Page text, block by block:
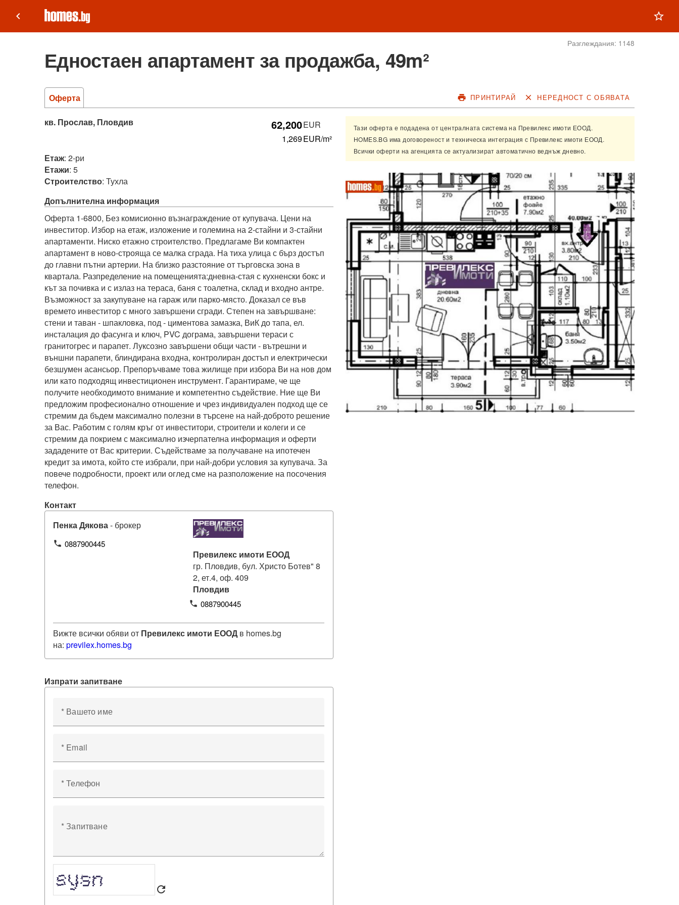
keyboard_arrow_left star_outline
Разглеждания: 1148
Едностаен апартамент за продажба, 49m²
Оферта print ПРИНТИРАЙ close НЕРЕДНОСТ С ОБЯВАТА
Тази оферта е подадена от централната система на Превилекс имоти ЕООД.
HOMES.BG има договореност и техническа интеграция с Превилекс имоти ЕООД.
Всички оферти на агенцията се актуализират автоматично веднъж дневно.
кв. Прослав, Пловдив 62,200EUR
1,269EUR/m²
Етаж: 2-ри
Етажи: 5
Строителство: Тухла
Допълнителна информация
Оферта 1-6800, Без комисионно възнаграждение от купувача. Цени на
инвеститор. Избор на етаж, изложение и големина на 2-стайни и 3-стайни
апартаменти. Ниско етажно строителство. Предлагаме Ви компактен
апартамент в ново-строяща се малка сграда. На тиха улица с бърз достъп
до главни пътни артерии. На близко разстояние от търговска зона в
квартала. Разпределение на помещенията:дневна-стая с кухненски бокс и
кът за почивка и с излаз на тераса, баня с тоалетна, склад и входно антре.
Възможност за закупуване на гараж или парко-място. Доказал се във
времето инвеститор с много завършени сгради. Степен на завършване:
стени и таван - шпакловка, под - циментова замазка, ВиК до тапа, ел.
инсталация до фасунга и ключ, PVC дограма, завършени тераси с
гранитогрес и парапет. Луксозно завършени общи части - вътрешни и
външни парапети, блиндирана входна, контролиран достъп и електрически
безшумен асансьор. Препоръчваме това жилище при избора Ви на нов дом
или като подходящ инвестиционен инструмент. Гарантираме, че ще
получите необходимото внимание и компетентно съдействие. Ние ще Ви
предложим професионално отношение и чрез индивидуален подход ще се
стремим да бъдем максимално полезни в търсене на най-доброто решение
за Вас. Работим с голям кръг от инвеститори, строители и колеги и се
стремим да покрием с максимално изчерпателна информация и оферти
зададените от Вас критерии. Съдействаме за получаване на ипотечен
кредит за имота, който сте избрали, при най-добри условия за купувача. За
повече подробности, проект или оглед сме на разположение на посочения
телефон.
Контакт
Пенка Дякова- брокер
phone 0887900445
Превилекс имоти ЕООД
гр. Пловдив, бул. Христо Ботев" 8
2, ет.4, оф. 409
Пловдив
phone 0887900445
Вижте всички обяви от Превилекс имоти ЕООД в homes.bg
на: previlex.homes.bg
Изпрати запитване
* Вашето име
* Email
* Телефон
* Запитване
refresh